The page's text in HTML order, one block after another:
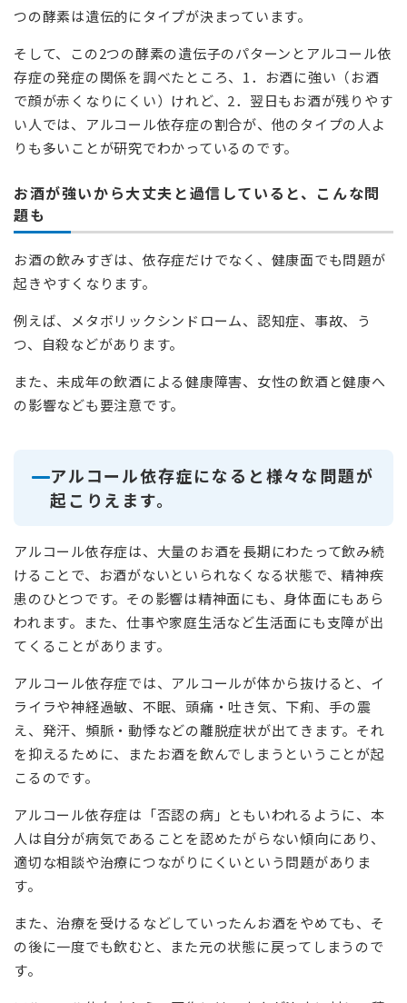
つの酵素は遺伝的にタイプが決まっています。
そして、この2つの酵素の遺伝子のパターンとアルコール依
存症の発症の関係を調べたところ、1．お酒に強い（お酒
で顔が赤くなりにくい）けれど、2．翌日もお酒が残りやす
い人では、アルコール依存症の割合が、他のタイプの人よ
りも多いことが研究でわかっているのです。
お酒が強いから大丈夫と過信していると、こんな問
題も
お酒の飲みすぎは、依存症だけでなく、健康面でも問題が
起きやすくなります。
例えば、メタボリックシンドローム、認知症、事故、う
つ、自殺などがあります。
また、未成年の飲酒による健康障害、女性の飲酒と健康へ
の影響なども要注意です。
アルコール依存症になると様々な問題が
起こりえます。
アルコール依存症は、大量のお酒を長期にわたって飲み続
けることで、お酒がないといられなくなる状態で、精神疾
患のひとつです。その影響は精神面にも、身体面にもあら
われます。また、仕事や家庭生活など生活面にも支障が出
てくることがあります。
アルコール依存症では、アルコールが体から抜けると、イ
ライラや神経過敏、不眠、頭痛・吐き気、下痢、手の震
え、発汗、頻脈・動悸などの離脱症状が出てきます。それ
を抑えるために、またお酒を飲んでしまうということが起
こるのです。
アルコール依存症は「否認の病」ともいわれるように、本
人は自分が病気であることを認めたがらない傾向にあり、
適切な相談や治療につながりにくいという問題がありま
す。
また、治療を受けるなどしていったんお酒をやめても、そ
の後に一度でも飲むと、また元の状態に戻ってしまうので
す。